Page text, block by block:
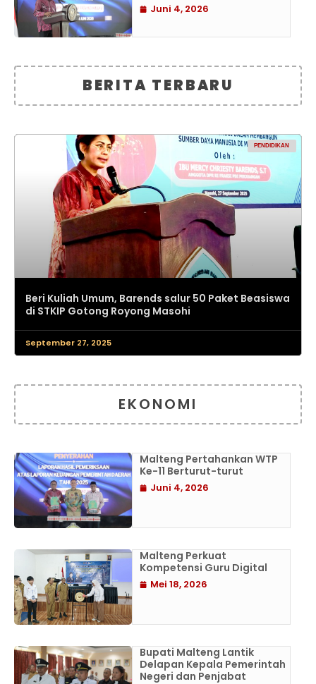
Juni 4, 2026
BERITA TERBARU
PENDIDIKAN
Beri Kuliah Umum, Barends salur 50 Paket Beasiswa
di STKIP Gotong Royong Masohi
September 27, 2025
EKONOMI
Malteng Pertahankan WTP
Ke-11 Berturut-turut
Juni 4, 2026
Malteng Perkuat
Kompetensi Guru Digital
Mei 18, 2026
Bupati Malteng Lantik
Delapan Kepala Pemerintah
Negeri dan Penjabat